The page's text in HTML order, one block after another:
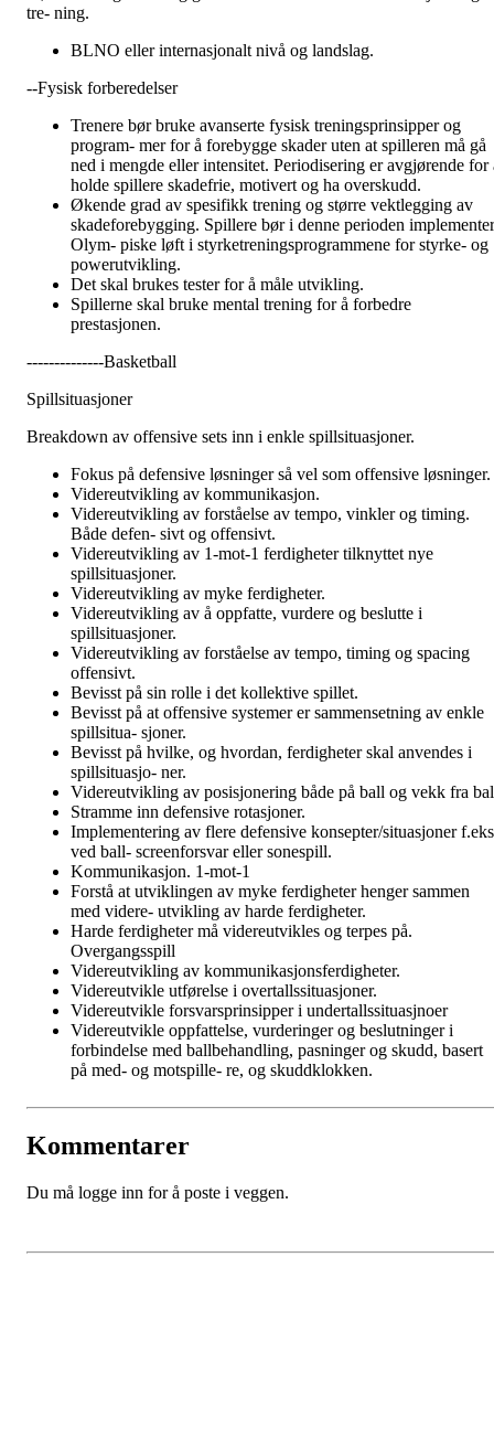
tre- ning.
BLNO eller internasjonalt nivå og landslag.
--Fysisk forberedelser
Trenere bør bruke avanserte fysisk treningsprinsipper og
program- mer for å forebygge skader uten at spilleren må gå
ned i mengde eller intensitet. Periodisering er avgjørende for
holde spillere skadefrie, motivert og ha overskudd.
Økende grad av spesifikk trening og større vektlegging av
skadeforebygging. Spillere bør i denne perioden
Olym- piske løft i styrketreningsprogrammene for styrke- og
powerutvikling.
Det skal brukes tester for å måle utvikling.
Spillerne skal bruke mental trening for å forbedre
prestasjonen.
--------------Basketball
Spillsituasjoner
Breakdown av offensive sets inn i enkle spillsituasjoner.
Fokus på defensive løsninger så vel som offensive løsninger.
Videreutvikling av kommunikasjon.
Videreutvikling av forståelse av tempo, vinkler og timing.
Både defen- sivt og offensivt.
Videreutvikling av 1-mot-1 ferdigheter tilknyttet nye
spillsituasjoner.
Videreutvikling av myke ferdigheter.
Videreutvikling av å oppfatte, vurdere og beslutte i
spillsituasjoner.
Videreutvikling av forståelse av tempo, timing og spacing
offensivt.
Bevisst på sin rolle i det kollektive spillet.
Bevisst på at offensive systemer er sammensetning av enkle
spillsitua- sjoner.
Bevisst på hvilke, og hvordan, ferdigheter skal anvendes i
spillsituasjo- ner.
Videreutvikling av posisjonering både på ball og vekk fra
Stramme inn defensive rotasjoner.
Implementering av flere defensive konsepter/situasjoner
ved ball- screenforsvar eller sonespill.
Kommunikasjon. 1-mot-1
Forstå at utviklingen av myke ferdigheter henger sammen
med videre- utvikling av harde ferdigheter.
Harde ferdigheter må videreutvikles og terpes på.
Overgangsspill
Videreutvikling av kommunikasjonsferdigheter.
Videreutvikle utførelse i overtallssituasjoner.
Videreutvikle forsvarsprinsipper i undertallssituasjnoer
Videreutvikle oppfattelse, vurderinger og beslutninger i
forbindelse med ballbehandling, pasninger og skudd, basert
på med- og motspille- re, og skuddklokken.
Kommentarer
Du må logge inn for å poste i veggen.